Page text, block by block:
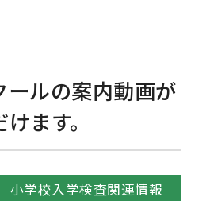
ールの案内動画が
ます。
小学校入学検査関連情報